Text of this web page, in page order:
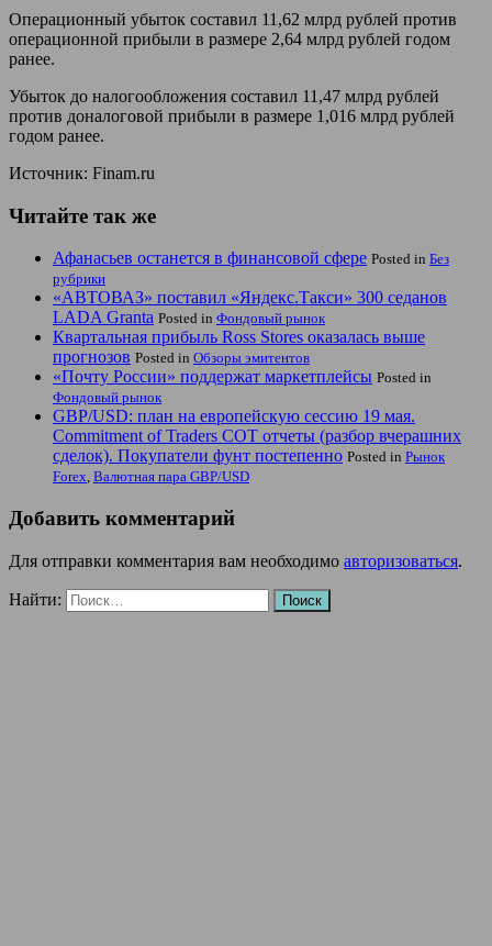
Операционный убыток составил 11,62 млрд рублей против
операционной прибыли в размере 2,64 млрд рублей годом
ранее.
Убыток до налогообложения составил 11,47 млрд рублей
против доналоговой прибыли в размере 1,016 млрд рублей
годом ранее.
Источник: Finam.ru
Читайте так же
Афанасьев останется в финансовой сфере Posted in Без
рубрики
«АВТОВАЗ» поставил «Яндекс.Такси» 300 седанов
LADA Granta Posted in Фондовый рынок
Квартальная прибыль Ross Stores оказалась выше
прогнозов Posted in Обзоры эмитентов
«Почту России» поддержат маркетплейсы Posted in
Фондовый рынок
GBP/USD: план на европейскую сессию 19 мая.
Commitment of Traders COT отчеты (разбор вчерашних
сделок). Покупатели фунт постепенно Posted in Рынок
Forex, Валютная пара GBP/USD
Добавить комментарий
Для отправки комментария вам необходимо авторизоваться.
Найти: